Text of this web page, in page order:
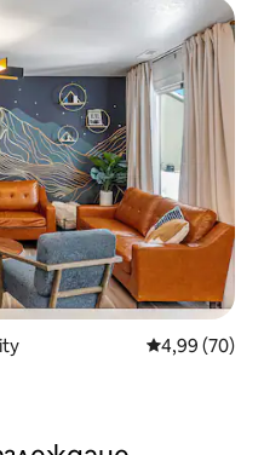
Средна
4,99 (70)